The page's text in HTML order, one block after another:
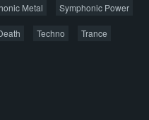
Metal Symphonic Power
Techno Trance